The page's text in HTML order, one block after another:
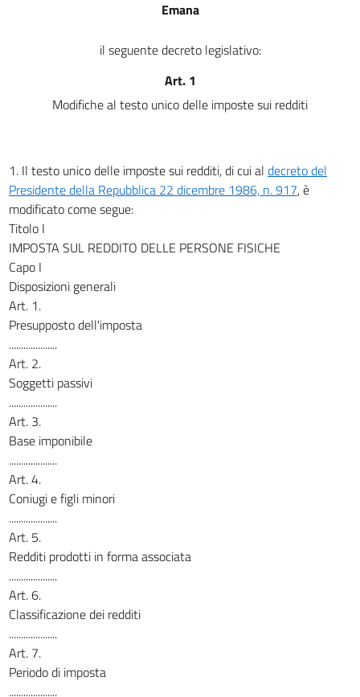
Emana
il seguente decreto legislativo:
Art. 1
Modifiche al testo unico delle imposte sui redditi
1. Il testo unico delle imposte sui redditi, di cui al decreto del
Presidente della Repubblica 22 dicembre 1986, n. 917, è
modificato come segue:
Titolo I
IMPOSTA SUL REDDITO DELLE PERSONE FISICHE
Capo I
Disposizioni generali
Art. 1.
Presupposto dell'imposta
....................
Art. 2.
Soggetti passivi
....................
Art. 3.
Base imponibile
....................
Art. 4.
Coniugi e figli minori
....................
Art. 5.
Redditi prodotti in forma associata
....................
Art. 6.
Classificazione dei redditi
....................
Art. 7.
Periodo di imposta
....................